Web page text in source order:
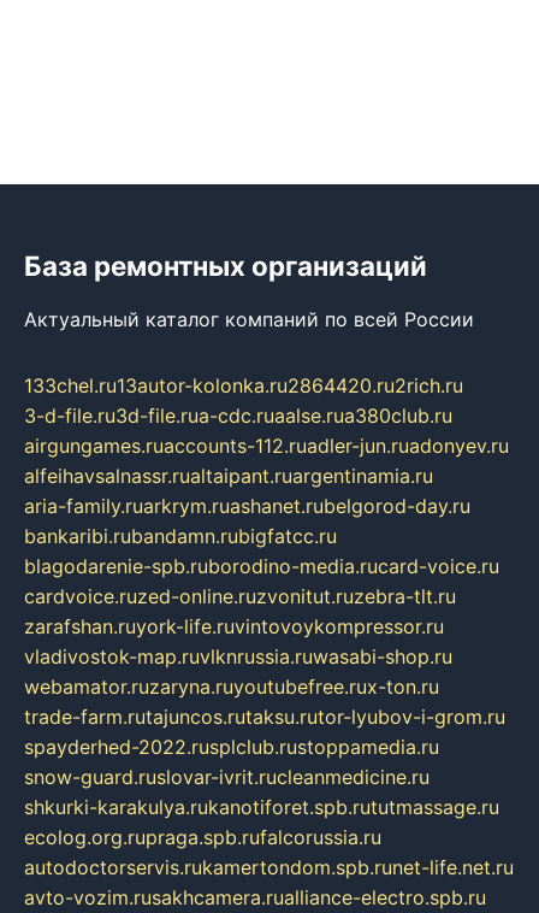
База ремонтных организаций
Актуальный каталог компаний по всей России
133chel.ru13autor-kolonka.ru2864420.ru2rich.ru
3-d-file.ru3d-file.rua-cdc.ruaalse.rua380club.ru
airgungames.ruaccounts-112.ruadler-jun.ruadonyev.ru
alfeihavsalnassr.rualtaipant.ruargentinamia.ru
aria-family.ruarkrym.ruashanet.rubelgorod-day.ru
bankaribi.rubandamn.rubigfatcc.ru
blagodarenie-spb.ruborodino-media.rucard-voice.ru
cardvoice.ruzed-online.ruzvonitut.ruzebra-tlt.ru
zarafshan.ruyork-life.ruvintovoykompressor.ru
vladivostok-map.ruvlknrussia.ruwasabi-shop.ru
webamator.ruzaryna.ruyoutubefree.rux-ton.ru
trade-farm.rutajuncos.rutaksu.rutor-lyubov-i-grom.ru
spayderhed-2022.rusplclub.rustoppamedia.ru
snow-guard.ruslovar-ivrit.rucleanmedicine.ru
shkurki-karakulya.rukanotiforet.spb.rututmassage.ru
ecolog.org.rupraga.spb.rufalcorussia.ru
autodoctorservis.rukamertondom.spb.runet-life.net.ru
avto-vozim.rusakhcamera.rualliance-electro.spb.ru